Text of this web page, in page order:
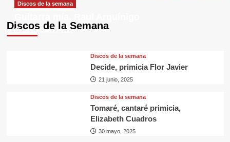
Discos de la Semana
Discos de la semana
29 septiembre, 2025
Discos de la semana
Decide, primicia Flor Javier
21 junio, 2025
Discos de la semana
Tomaré, cantaré primicia,
Elizabeth Cuadros
30 mayo, 2025